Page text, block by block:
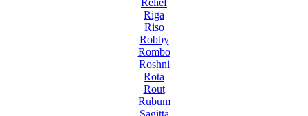
Riga
Riso
Robby
Rombo
Roshni
Rota
Rout
Rubum
Sagitta